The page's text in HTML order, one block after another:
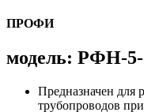
ПРОФИ
модель: РФН-
Предназначен для
трубопроводов